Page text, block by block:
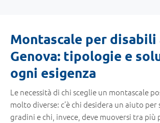
Montascale per disabili
Genova: tipologie e
ogni esigenza
Le necessità di chi sceglie un montascale
molto diverse: c’è chi desidera un aiuto
gradini e chi, invece, deve muoversi tra più